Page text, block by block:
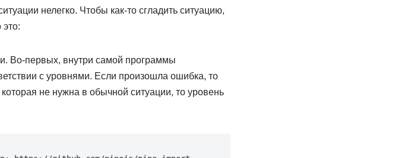
нелегко. Чтобы как-то сгладить ситуацию,
Во-первых, внутри самой программы
с уровнями. Если произошла ошибка, то
не нужна в обычной ситуации, то уровень